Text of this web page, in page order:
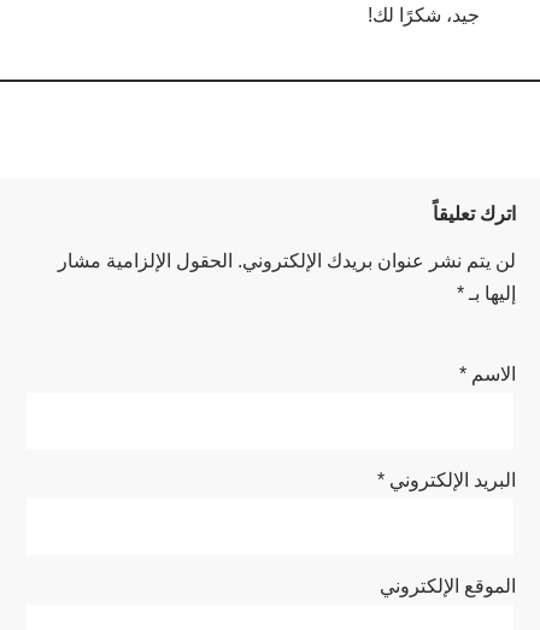
جيد، شكرًا لك!
اترك تعليقاً
لن يتم نشر عنوان بريدك الإلكتروني. الحقول الإلزامية مشار
إليها بـ *
الاسم *
البريد الإلكتروني *
الموقع الإلكتروني